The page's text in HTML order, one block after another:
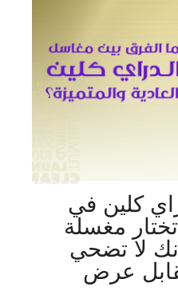
كلين في
مغسلة
لا تضحي
عرض